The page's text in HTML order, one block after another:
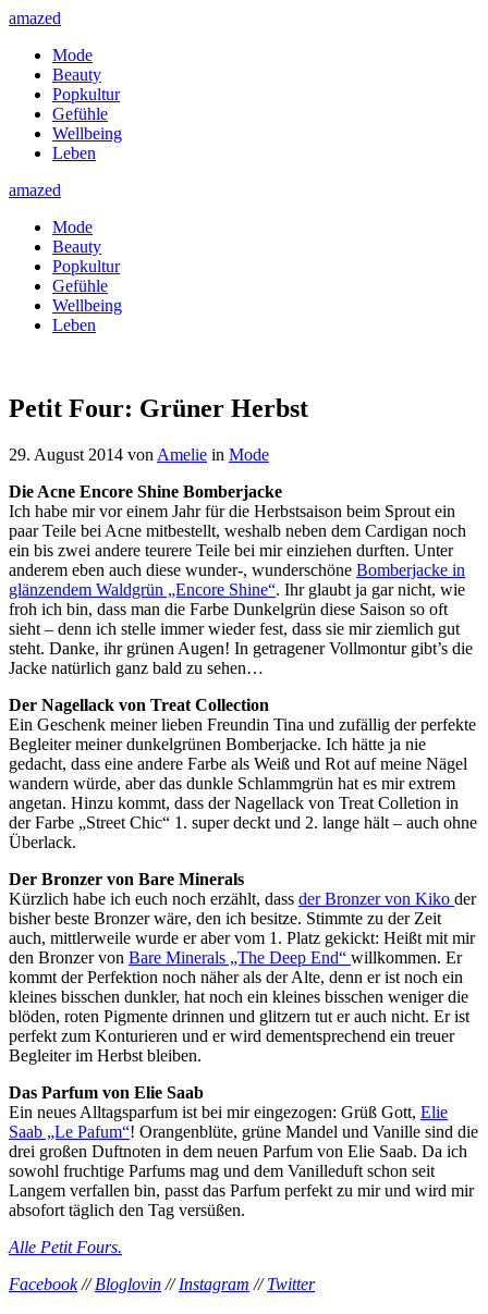
amazed
Mode
Beauty
Popkultur
Gefühle
Wellbeing
Leben
amazed
Mode
Beauty
Popkultur
Gefühle
Wellbeing
Leben
Petit Four: Grüner Herbst
29. August 2014 von Amelie in Mode
Die Acne Encore Shine Bomberjacke
Ich habe mir vor einem Jahr für die Herbstsaison beim Sprout ein
paar Teile bei Acne mitbestellt, weshalb neben dem Cardigan noch
ein bis zwei andere teurere Teile bei mir einziehen durften. Unter
anderem eben auch diese wunder-, wunderschöne Bomberjacke in
glänzendem Waldgrün „Encore Shine“. Ihr glaubt ja gar nicht, wie
froh ich bin, dass man die Farbe Dunkelgrün diese Saison so oft
sieht – denn ich stelle immer wieder fest, dass sie mir ziemlich gut
steht. Danke, ihr grünen Augen! In getragener Vollmontur gibt’s die
Jacke natürlich ganz bald zu sehen…
Der Nagellack von Treat Collection
Ein Geschenk meiner lieben Freundin Tina und zufällig der perfekte
Begleiter meiner dunkelgrünen Bomberjacke. Ich hätte ja nie
gedacht, dass eine andere Farbe als Weiß und Rot auf meine Nägel
wandern würde, aber das dunkle Schlammgrün hat es mir extrem
angetan. Hinzu kommt, dass der Nagellack von Treat Colletion in
der Farbe „Street Chic“ 1. super deckt und 2. lange hält – auch ohne
Überlack.
Der Bronzer von Bare Minerals
Kürzlich habe ich euch noch erzählt, dass der Bronzer von Kiko der
bisher beste Bronzer wäre, den ich besitze. Stimmte zu der Zeit
auch, mittlerweile wurde er aber vom 1. Platz gekickt: Heißt mit mir
den Bronzer von Bare Minerals „The Deep End“ willkommen. Er
kommt der Perfektion noch näher als der Alte, denn er ist noch ein
kleines bisschen dunkler, hat noch ein kleines bisschen weniger die
blöden, roten Pigmente drinnen und glitzern tut er auch nicht. Er ist
perfekt zum Konturieren und er wird dementsprechend ein treuer
Begleiter im Herbst bleiben.
Das Parfum von Elie Saab
Ein neues Alltagsparfum ist bei mir eingezogen: Grüß Gott, Elie
Saab „Le Pafum“! Orangenblüte, grüne Mandel und Vanille sind die
drei großen Duftnoten in dem neuen Parfum von Elie Saab. Da ich
sowohl fruchtige Parfums mag und dem Vanilleduft schon seit
Langem verfallen bin, passt das Parfum perfekt zu mir und wird mir
absofort täglich den Tag versüßen.
Alle Petit Fours.
Facebook//Bloglovin //Instagram //Twitter